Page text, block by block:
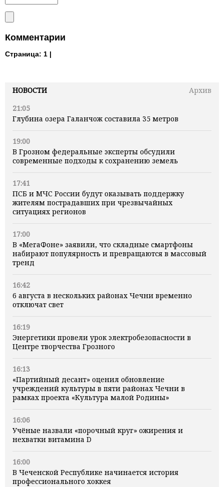
НОВОСТИ
Архив
21:05
Глубина озера Галанчож составила 35 метров
19:00
В Грозном федеральные эксперты обсудили
современные подходы к сохранению земель
17:41
ПСБ и МЧС России будут оказывать поддержку
жителям пострадавших при чрезвычайных
ситуациях регионов
17:00
В «МегаФоне» заявили, что складные смартфоны
набирают популярность и превращаются в массовый
тренд
16:42
6 августа в нескольких районах Чечни временно
отключат свет
16:19
Энергетики провели урок электробезопасности в
Центре творчества Грозного
16:13
«Партийный десант» оценил обновление
учреждений культуры в пяти районах Чечни в
рамках проекта «Культура малой Родины»
16:06
Учёные назвали «порочный круг» ожирения и
нехватки витамина D
16:00
В Чеченской Республике начинается история
профессионального хоккея
Комментарии
Страница: 1 |